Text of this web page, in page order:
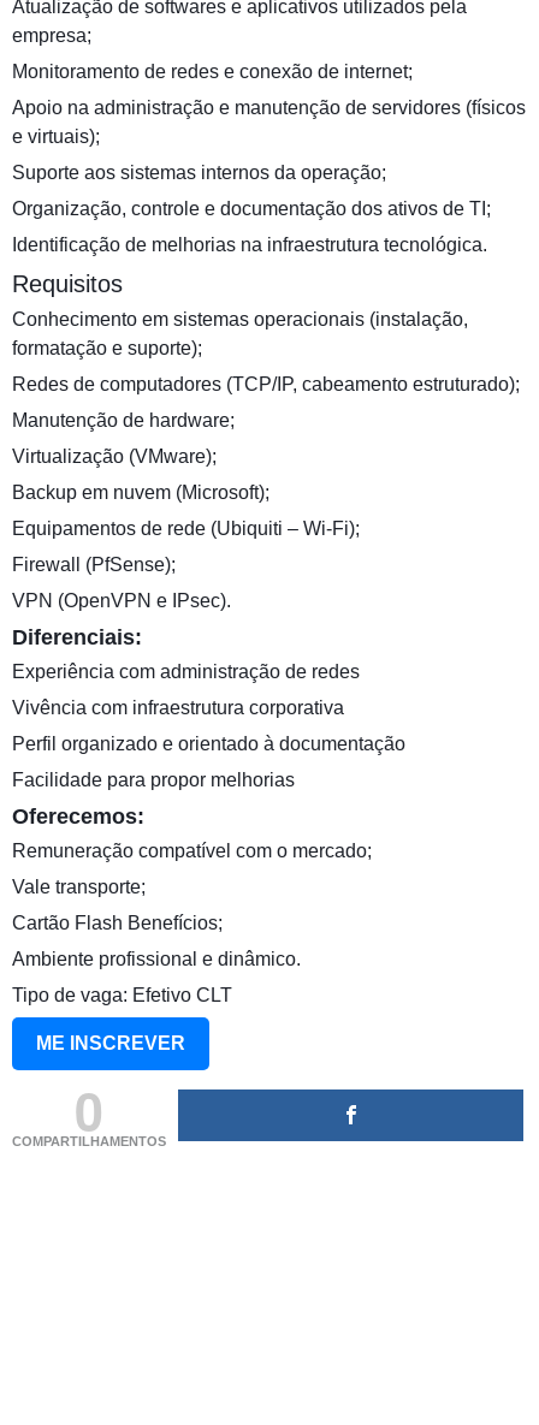
Atualização de softwares e aplicativos utilizados pela
empresa;
Monitoramento de redes e conexão de internet;
Apoio na administração e manutenção de servidores (físicos
e virtuais);
Suporte aos sistemas internos da operação;
Organização, controle e documentação dos ativos de TI;
Identificação de melhorias na infraestrutura tecnológica.
Requisitos
Conhecimento em sistemas operacionais (instalação,
formatação e suporte);
Redes de computadores (TCP/IP, cabeamento estruturado);
Manutenção de hardware;
Virtualização (VMware);
Backup em nuvem (Microsoft);
Equipamentos de rede (Ubiquiti – Wi-Fi);
Firewall (PfSense);
VPN (OpenVPN e IPsec).
Diferenciais:
Experiência com administração de redes
Vivência com infraestrutura corporativa
Perfil organizado e orientado à documentação
Facilidade para propor melhorias
Oferecemos:
Remuneração compatível com o mercado;
Vale transporte;
Cartão Flash Benefícios;
Ambiente profissional e dinâmico.
Tipo de vaga: Efetivo CLT
ME INSCREVER
0
COMPARTILHAMENTOS